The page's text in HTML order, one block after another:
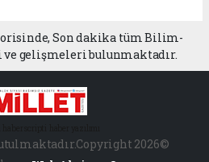
Son dakika tüm Bilim-
gelişmeleri bulunmaktadır.
2026©